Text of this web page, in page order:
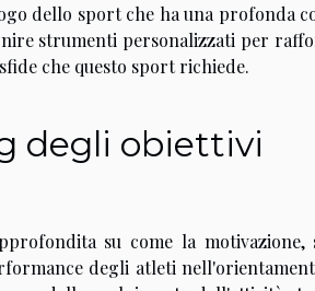
dello sport che ha una profonda
strumenti personalizzati per
che questo sport richiede.
degli obiettivi
su come la motivazione,
degli atleti